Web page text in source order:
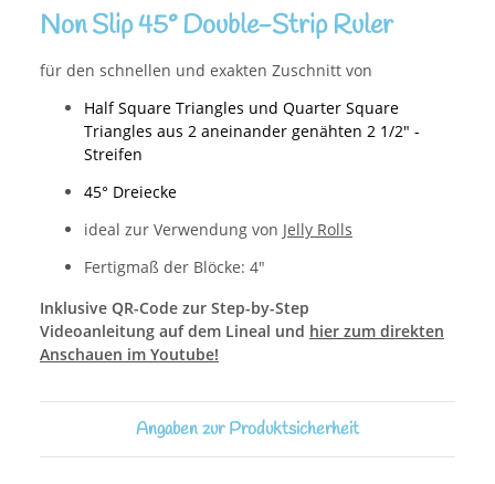
Non Slip 45° Double-Strip Ruler
für den schnellen und exakten Zuschnitt von
Half Square Triangles und Quarter Square
Triangles aus 2 aneinander genähten 2 1/2" -
Streifen
45° Dreiecke
ideal zur Verwendung von Jelly Rolls
Fertigmaß der Blöcke: 4"
Inklusive QR-Code zur Step-by-Step
Videoanleitung auf dem Lineal und hier zum direkten
Anschauen im Youtube!
Angaben zur Produktsicherheit